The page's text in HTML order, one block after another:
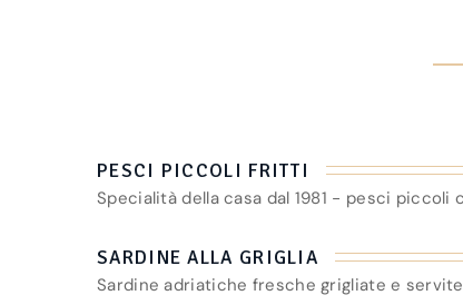
PESCI PICCOLI FRITTI
Specialità della casa dal 1981 - pesci
SARDINE ALLA GRIGLIA
Sardine adriatiche fresche grigliate e